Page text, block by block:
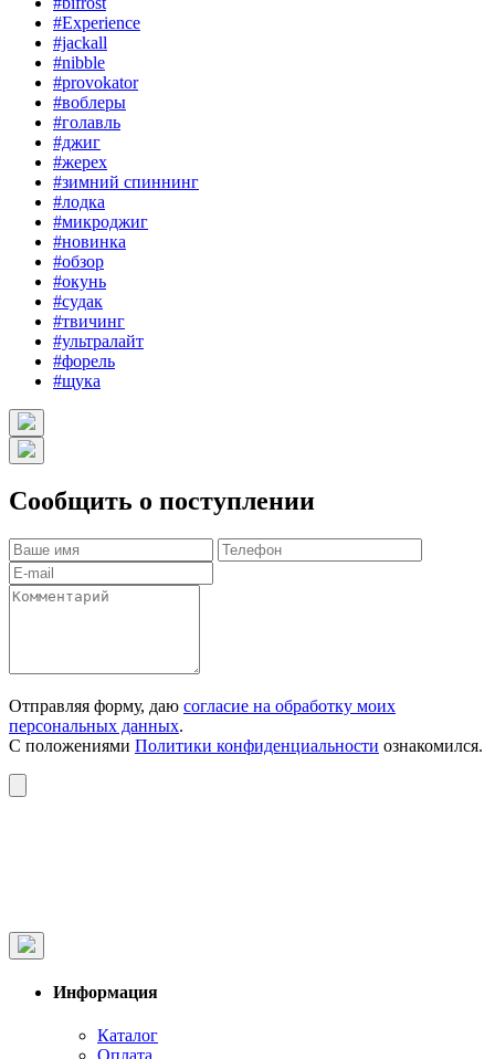
#Experience
#jackall
#nibble
#provokator
#воблеры
#голавль
#джиг
#жерех
#зимний спиннинг
#лодка
#микроджиг
#новинка
#обзор
#окунь
#судак
#твичинг
#ультралайт
#форель
#щука
Сообщить о поступлении
Отправляя форму, даю согласие на обработку моих
персональных данных.
С положениями Политики конфиденциальности ознакомился.
Информация
Каталог
Оплата